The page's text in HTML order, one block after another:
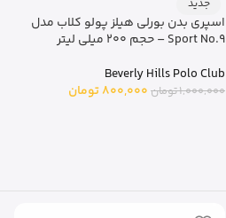
جدید
اسپری بدن بورلی هیلز پولو کلاب مدل
Sport No.9 – حجم 200 میلی لیتر
Beverly Hills Polo Club
1,000,000تومان 800,000تومان